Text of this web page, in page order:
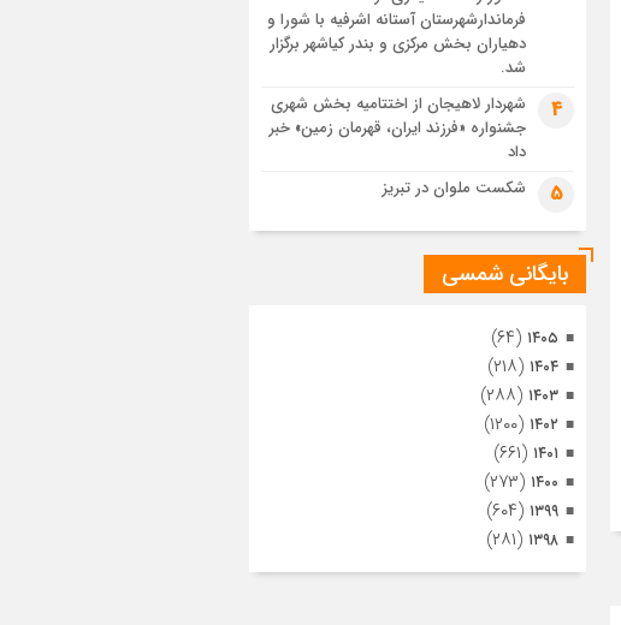
مراسم تشییع پیکر مطهر آقای شهید ایران –
مشهد
تصاویری از تراکم جمعیت حاضر در میدان
ثورهالعشرین نجف اشرف
فرماندارشهرستان آستانه اشرفیه با شورا و
دهیاران بخش مرکزی و بندر کیاشهر برگزار
شد.
4
شهردار لاهیجان از اختتامیه بخش شهری
جشنواره «فرزند ایران، قهرمان زمین» خبر
داد
5 شکست ملوان در تبریز
بایگانی شمسی
۱۴۰۵ (۶۴)
۱۴۰۴ (۲۱۸)
۱۴۰۳ (۲۸۸)
۱۴۰۲ (۱۲۰۰)
۱۴۰۱ (۶۶۱)
۱۴۰۰ (۲۷۳)
۱۳۹۹ (۶۰۴)
۱۳۹۸ (۲۸۱)